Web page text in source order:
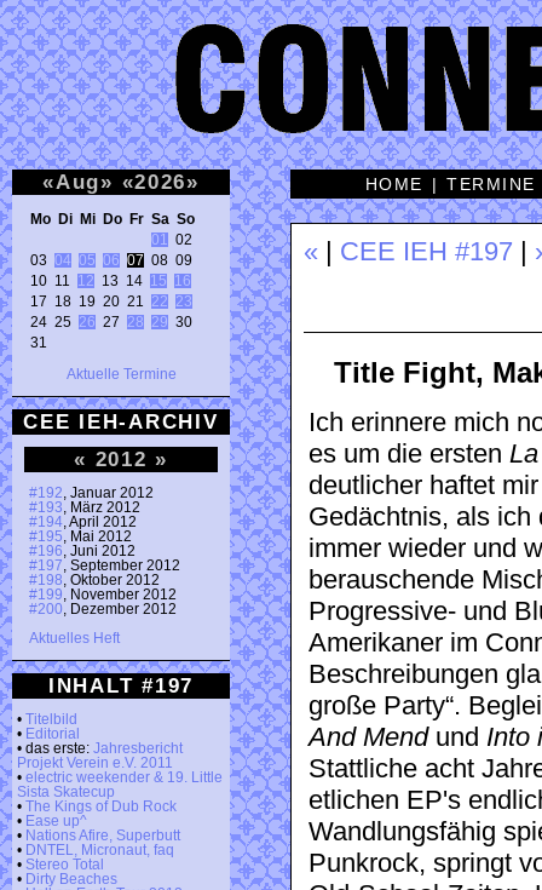
«Aug» «2026»
Mo Di Mi Do Fr Sa So
01
02
03 04 05 06 07 08 09
10 11 12 13 14 15
16
17 18 19 20 21 22
23
24 25 26 27 28 29 30
31
Aktuelle Termine
CEE IEH-ARCHIV
« 2012 »
#192 , Januar 2012
#193 , März 2012
#194 , April 2012
#195 , Mai 2012
#196 , Juni 2012
#197 , September 2012
#198 , Oktober 2012
#199 , November 2012
#200 , Dezember 2012
Aktuelles Heft
INHALT #197
• Titelbild
• Editorial
• das erste: Jahresbericht
Projekt Verein e.V. 2011
• electric weekender & 19. Little
Sista Skatecup
• The Kings of Dub Rock
• Ease up^
• Nations Afire, Superbutt
• DNTEL, Micronaut, faq
• Stereo Total
• Dirty Beaches
HOME |TERMINE
« CEE IEH #197
Title Fight,
Ich erinnere mich
es um die ersten
deutlicher haftet
Gedächtnis, als ich
immer wieder und
berauschende
Progressive- und
Amerikaner im
Beschreibungen
große Party“.
And Mend und Into
Stattliche acht
etlichen EP's
Wandlungsfähig
Punkrock, springt